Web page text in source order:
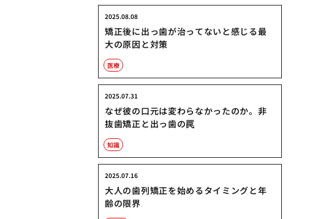
矯正後に出っ歯が治ってないと感じる最
大の原因と対策
2025.08.08
医療
なぜ彼の口元は変わらなかったのか。非
抜歯矯正と出っ歯の罠
2025.07.31
知識
大人の歯列矯正を始めるタイミングと年
齢の限界
2025.07.16